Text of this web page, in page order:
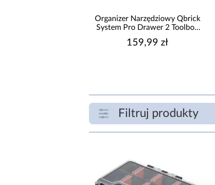
Organizer Narzędziowy Qbrick
System Pro Drawer 2 Toolbox
Basic
159,99 zł
Filtruj produkty